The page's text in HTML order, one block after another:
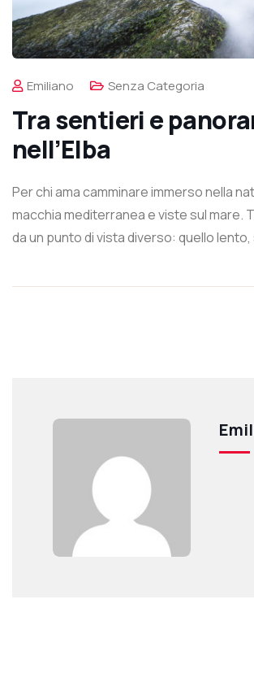
Emiliano Senza Categoria
Tra sentieri e
nell’Elba
Per chi ama camminare immerso nella
macchia mediterranea e viste sul mare.
da un punto di vista diverso: quello